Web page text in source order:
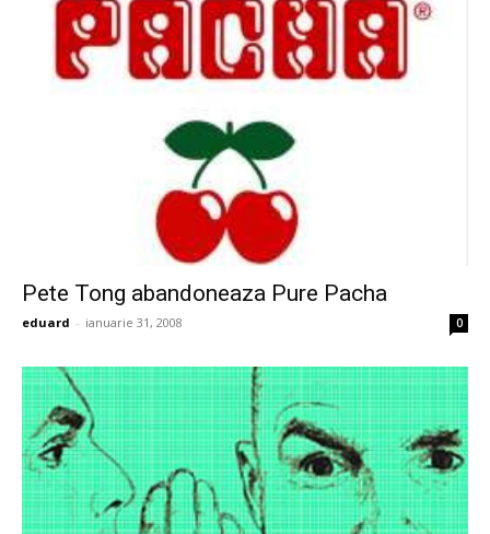
Pete Tong abandoneaza Pure Pacha
eduard - ianuarie 31, 2008 0